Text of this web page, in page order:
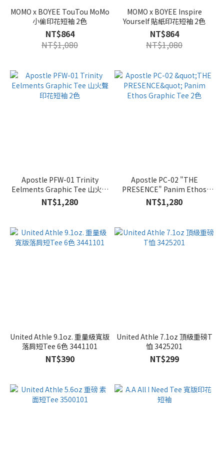
MOMO x BOYEE TouTou MoMo
小偷印花短袖 2色
NT$864
NT$1,080
MOMO x BOYEE Inspire
Yourself 貼紙印花短袖 2色
NT$864
NT$1,080
Apostle PFW-01 Trinity
Eelments Graphic Tee 山火聲
印花短袖 2色
NT$1,280
Apostle PC-02 "THE
PRESENCE" Panim Ethos
Graphic Tee 2色
NT$1,280
United Athle 9.1oz. 重量級寬版
落肩短Tee 6色 3441101
NT$390
United Athle 7.1oz 頂級重磅T
恤 3425201
NT$299